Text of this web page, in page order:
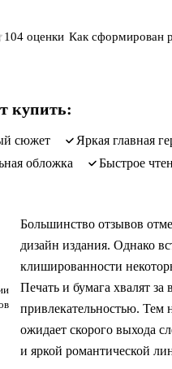
104 оценки Как сформирован
купить:
сюжет яркая главная
обложка
быстрое
Большинство отзывов
дизайн издания. Однако
клишированности
Печать и бумага хвалят за
привлекательностью. Тем
ожидает скорого выхода
и яркой романтической